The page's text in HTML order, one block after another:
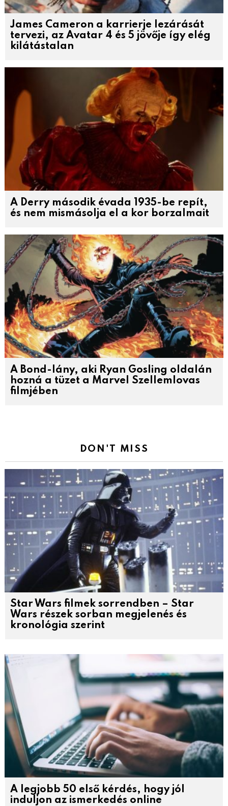
James Cameron a karrierje lezárását
tervezi, az Avatar 4 és 5 jövője így elég
kilátástalan
A Derry második évada 1935-be repít,
és nem mismásolja el a kor borzalmait
A Bond-lány, aki Ryan Gosling oldalán
hozná a tüzet a Marvel Szellemlovas
filmjében
DON'T MISS
Star Wars filmek sorrendben – Star
Wars részek sorban megjelenés és
kronológia szerint
A legjobb 50 első kérdés, hogy jól
induljon az ismerkedés online